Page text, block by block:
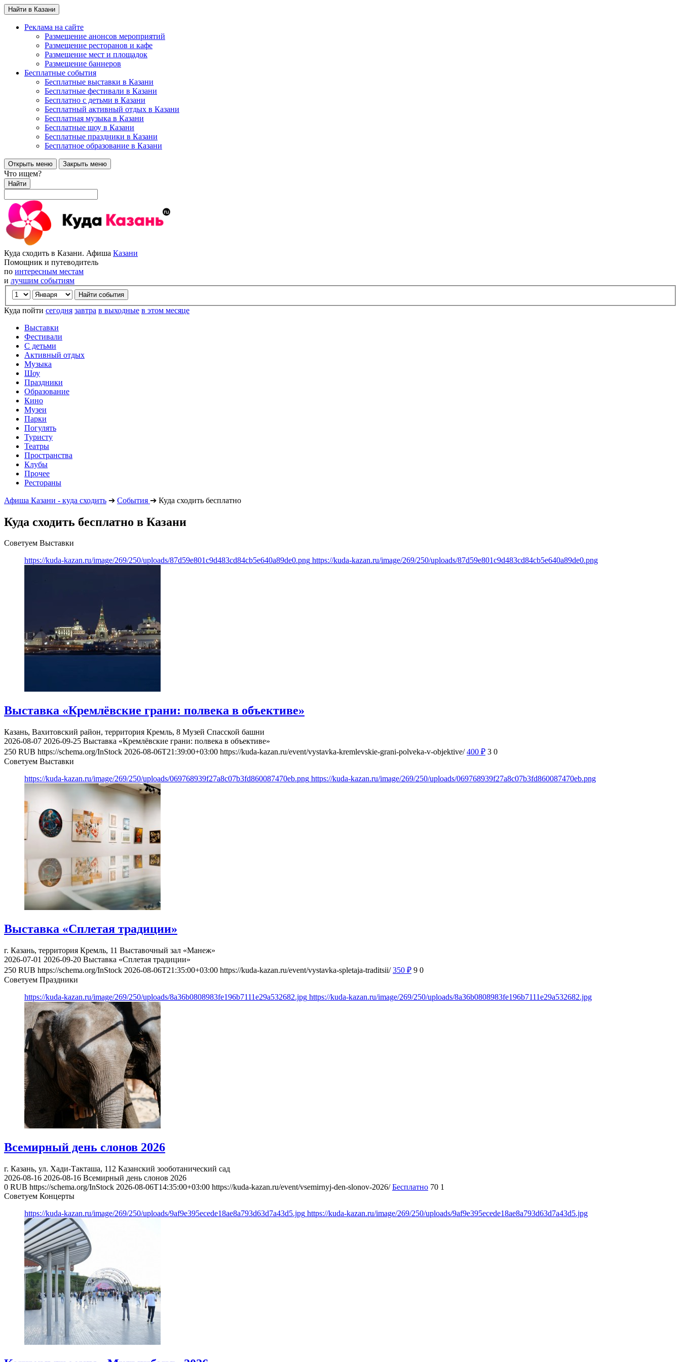
Найти в Казани
Реклама на сайте
Размещение анонсов мероприятий
Размещение ресторанов и кафе
Размещение мест и площадок
Размещение баннеров
Бесплатные события
Бесплатные выставки в Казани
Бесплатные фестивали в Казани
Бесплатно с детьми в Казани
Бесплатный активный отдых в Казани
Бесплатная музыка в Казани
Бесплатные шоу в Казани
Бесплатные праздники в Казани
Бесплатное образование в Казани
Открыть меню Закрыть меню
Что ищем?
Найти
Куда сходить в Казани. Афиша Казани
Помощник и путеводитель
по интересным местам
и лучшим событиям
Куда пойти сегодня завтра в выходные в этом месяце
Выставки
Фестивали
С детьми
Активный отдых
Музыка
Шоу
Праздники
Образование
Кино
Музеи
Парки
Погулять
Туристу
Театры
Пространства
Клубы
Прочее
Рестораны
Афиша Казани - куда сходить ➔ События ➔ Куда сходить бесплатно
Куда сходить бесплатно в Казани
Советуем Выставки
https://kuda-kazan.ru/image/269/250/uploads/87d59e801c9d483cd84cb5e640a89de0.png https://kuda-kazan.ru/image/269/250/uploads/87d59e801c9d483cd84cb5e640a89de0.png
Выставка «Кремлёвские грани: полвека в объективе»
Казань, Вахитовский район, территория Кремль, 8 Музей Спасской башни
2026-08-07 2026-09-25 Выставка «Кремлёвские грани: полвека в объективе»
250 RUB https://schema.org/InStock 2026-08-06T21:39:00+03:00 https://kuda-kazan.ru/event/vystavka-kremlevskie-grani-polveka-v-objektive/ 400 ₽ 3 0
Советуем Выставки
https://kuda-kazan.ru/image/269/250/uploads/069768939f27a8c07b3fd860087470eb.png https://kuda-kazan.ru/image/269/250/uploads/069768939f27a8c07b3fd860087470eb.png
Выставка «Сплетая традиции»
г. Казань, территория Кремль, 11 Выставочный зал «Манеж»
2026-07-01 2026-09-20 Выставка «Сплетая традиции»
250 RUB https://schema.org/InStock 2026-08-06T21:35:00+03:00 https://kuda-kazan.ru/event/vystavka-spletaja-traditsii/ 350 ₽ 9 0
Советуем Праздники
https://kuda-kazan.ru/image/269/250/uploads/8a36b0808983fe196b7111e29a532682.jpg https://kuda-kazan.ru/image/269/250/uploads/8a36b0808983fe196b7111e29a532682.jpg
Всемирный день слонов 2026
г. Казань, ул. Хади-Такташа, 112 Казанский зооботанический сад
2026-08-16 2026-08-16 Всемирный день слонов 2026
0 RUB https://schema.org/InStock 2026-08-06T14:35:00+03:00 https://kuda-kazan.ru/event/vsemirnyj-den-slonov-2026/ Бесплатно 70 1
Советуем Концерты
https://kuda-kazan.ru/image/269/250/uploads/9af9e395ecede18ae8a793d63d7a43d5.jpg https://kuda-kazan.ru/image/269/250/uploads/9af9e395ecede18ae8a793d63d7a43d5.jpg